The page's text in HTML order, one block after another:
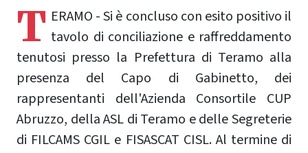
T ERAMO - Si è concluso con esito positivo il
tavolo di conciliazione e raffreddamento
tenutosi presso la Prefettura di Teramo alla
presenza del Capo di Gabinetto, dei
rappresentanti dell'Azienda Consortile CUP
Abruzzo, della ASL di Teramo e delle Segreterie
di FILCAMS CGIL e FISASCAT CISL. Al termine di